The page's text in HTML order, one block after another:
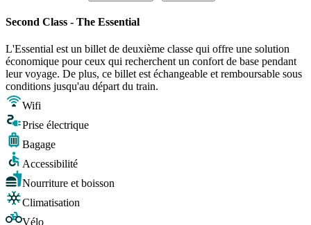
Second Class - The Essential
L'Essential est un billet de deuxième classe qui offre une solution
économique pour ceux qui recherchent un confort de base pendant
leur voyage. De plus, ce billet est échangeable et remboursable sous
conditions jusqu'au départ du train.
Wifi
Prise électrique
Bagage
Accessibilité
Nourriture et boisson
Climatisation
Vélo